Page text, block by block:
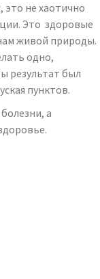
это не хаотично
Это здоровые
живой природы.
одно,
результат был
пунктов.
а